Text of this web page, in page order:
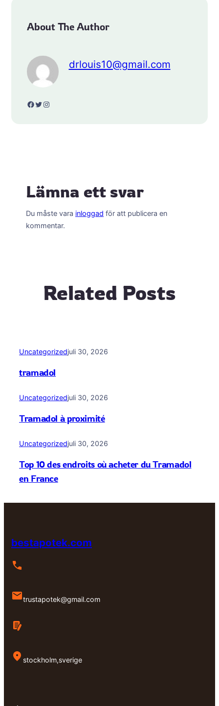
About The Author
drlouis10@gmail.com
Facebook Twitter Instagram
Lämna ett svar
Du måste vara inloggad för att publicera en
kommentar.
Related Posts
Uncategorizedjuli 30, 2026
tramadol
Uncategorizedjuli 30, 2026
Tramadol à proximité
Uncategorizedjuli 30, 2026
Top 10 des endroits où acheter du Tramadol
en France
bestapotek.com
trustapotek@gmail.com
stockholm,sverige